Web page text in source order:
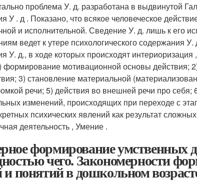
проблема У. д. разработана в выдвинутой
У . д . Показано, что всякое человеческое
и исполнительной. Сведение У. д. лишь к его
ведет к утере психологического содержания
У. д., в ходе которых происходят
формирование мотивационной основы действия;
3) становление материальной
речи; 5) действия во внешней речи про
изменений, происходящих при переходе с
психических явлений как результат
деятельность , Умение .
формирование умственных
чего. Закономерности
и понятий в дошкольном